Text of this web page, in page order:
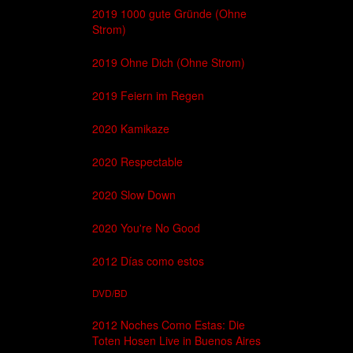
2019 1000 gute Gründe (Ohne
Strom)
2019 Ohne Dich (Ohne Strom)
2019 Feiern im Regen
2020 Kamikaze
2020 Respectable
2020 Slow Down
2020 You're No Good
2012 Días como estos
DVD/BD
2012 Noches Como Estas: Die
Toten Hosen Live in Buenos Aires